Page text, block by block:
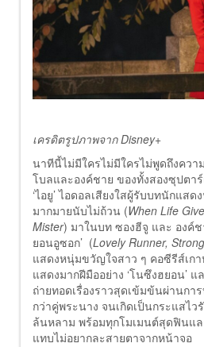
เครดิตรูปภาพจาก Disney+
นาทีนี้ไม่มีใครไม่มีใครไม่พูดถึงคว
โบลและองค์ชาย ของทั้งสองซุปตา
‘ไอยู’ ไอดอลเสียงใสผู้รับบทนักแส
มากมายนับไม่ถ้วน (When Life
Mister) มาในบท ซองฮีจู และ องค์
ยอนอูซอก’ (Lovely Runner,
แสดงหนุ่มขวัญใจสาว ๆ คอซีรีส์เก
แสดงมากฝีมืออย่าง ‘โนซึงฮยอน’ แ
ถ่ายทอดเรื่องราวสุดเข้มข้นผ่านก
กว่าคู่พระนาง จนเกิดเป็นกระแสไว
ล้นหลาม พร้อมทุกโมเมนต์สุดฟินแ
แทบไม่อยากละสายตาจากหน้าจอ